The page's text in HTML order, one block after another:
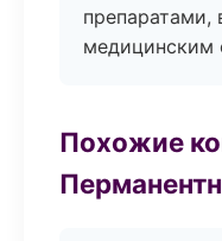
медицинским
Похожие